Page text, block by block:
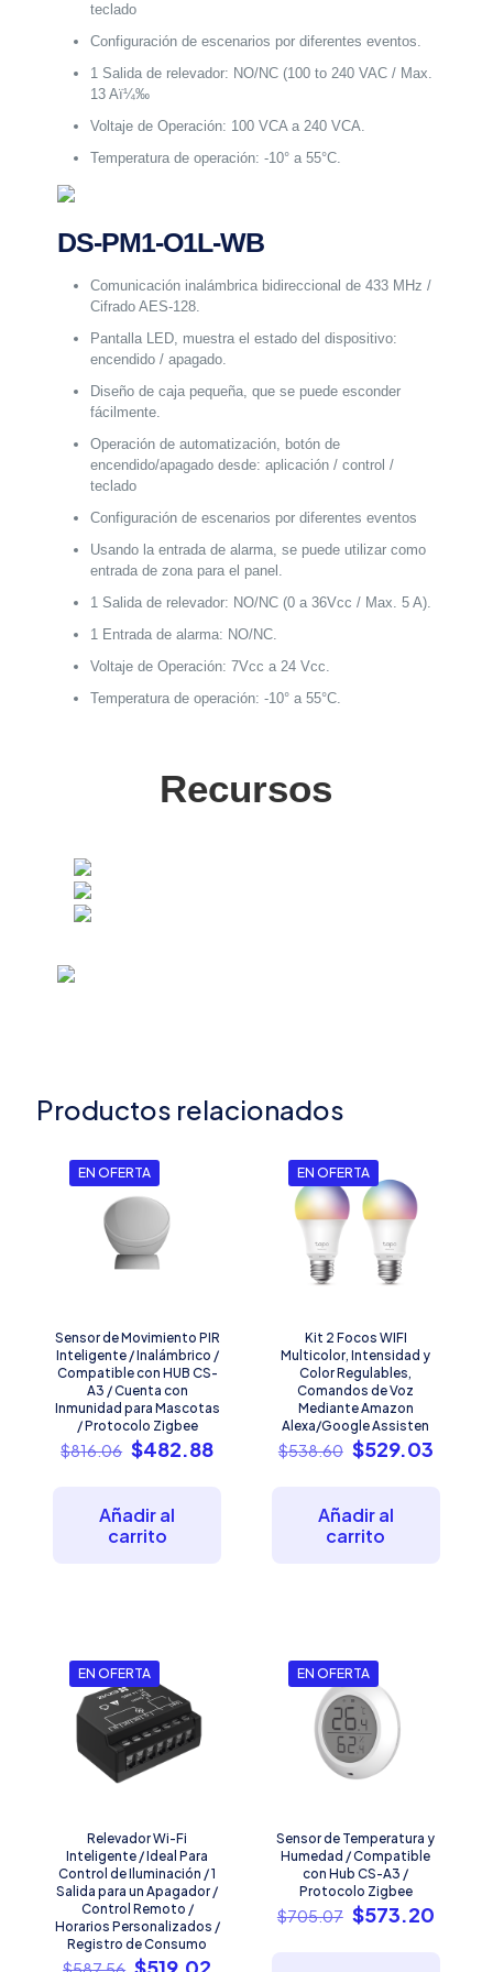
teclado
Configuración de escenarios por diferentes eventos.
1 Salida de relevador: NO/NC (100 to 240 VAC / Max.
13 Aï¼‰
Voltaje de Operación: 100 VCA a 240 VCA.
Temperatura de operación: -10° a 55°C.
DS-PM1-O1L-WB
Comunicación inalámbrica bidireccional de 433 MHz /
Cifrado AES-128.
Pantalla LED, muestra el estado del dispositivo:
encendido / apagado.
Diseño de caja pequeña, que se puede esconder
fácilmente.
Operación de automatización, botón de
encendido/apagado desde: aplicación / control /
teclado
Configuración de escenarios por diferentes eventos
Usando la entrada de alarma, se puede utilizar como
entrada de zona para el panel.
1 Salida de relevador: NO/NC (0 a 36Vcc / Max. 5 A).
1 Entrada de alarma: NO/NC.
Voltaje de Operación: 7Vcc a 24 Vcc.
Temperatura de operación: -10° a 55°C.
Recursos
Productos relacionados
EN OFERTA
Sensor de Movimiento PIR
Inteligente / Inalámbrico /
Compatible con HUB CS-
A3 / Cuenta con
Inmunidad para Mascotas
/ Protocolo Zigbee
$816.06 El
precio
era:
$816.06.
$482.88El
Añadir al
carrito
EN OFERTA
Kit 2 Focos WIFI
Multicolor, Intensidad y
Color Regulables,
Comandos de Voz
Mediante Amazon
Alexa/Google Assisten
$538.60 El
precio
era:
$538.60.
$529.03El
Añadir al
carrito
EN OFERTA
Relevador Wi-Fi
Inteligente / Ideal Para
Control de Iluminación / 1
Salida para un Apagador /
Control Remoto /
Horarios Personalizados /
Registro de Consumo
El
$519.02
EN OFERTA
Sensor de Temperatura y
Humedad / Compatible
con Hub CS-A3 /
Protocolo Zigbee
$705.07 El
$573.20El